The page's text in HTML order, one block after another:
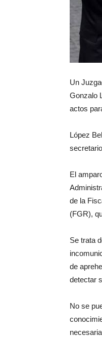
Un
Gonzalo
actos
López
El
de la
(FGR),
Se trata
de
detectar
No se